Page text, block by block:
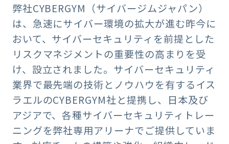
弊社CYBERGYM（サイバージムジャパン）
は、急速にサイバー環境の拡大が進む昨今に
おいて、サイバーセキュリティを前提とした
リスクマネジメントの重要性の高まりを受
け、設立されました。サイバーセキュリティ
業界で最先端の技術とノウハウを有するイス
ラエルのCYBERGYM社と提携し、日本及び
アジアで、各種サイバーセキュリティトレー
ニングを弊社専用アリーナでご提供していま